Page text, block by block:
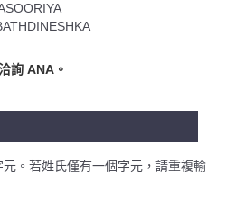
詢 ANA。
。若姓氏僅有一個字元，請重複輸